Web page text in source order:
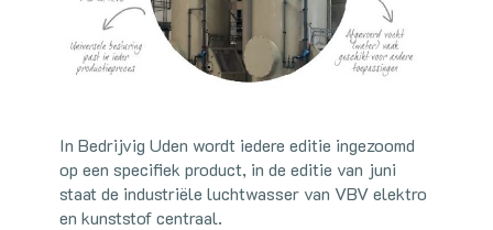
In Bedrijvig Uden wordt iedere editie ingezoomd
op een specifiek product, in de editie van juni
staat de industriële luchtwasser van VBV elektro
en kunststof centraal.